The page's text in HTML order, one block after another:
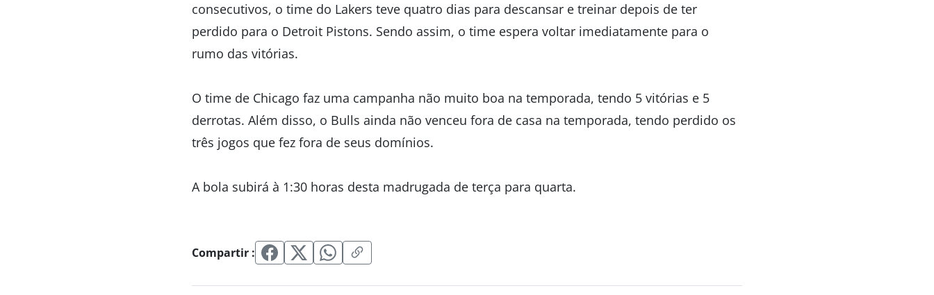
consecutivos, o time do Lakers teve quatro dias para descansar e treinar depois de ter
perdido para o Detroit Pistons. Sendo assim, o time espera voltar imediatamente para o
rumo das vitórias.
O time de Chicago faz uma campanha não muito boa na temporada, tendo 5 vitórias e 5
derrotas. Além disso, o Bulls ainda não venceu fora de casa na temporada, tendo perdido os
três jogos que fez fora de seus domínios.
A bola subirá à 1:30 horas desta madrugada de terça para quarta.
Compartir :